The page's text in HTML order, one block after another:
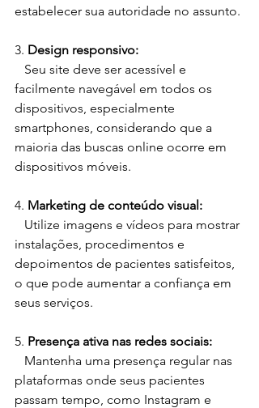
estabelecer sua autoridade no assunto.
3. Design responsivo:
facilmente navegável em todos os
dispositivos, especialmente
smartphones, considerando que a
maioria das buscas online ocorre em
dispositivos móveis.
4. Marketing de conteúdo visual:
instalações, procedimentos e
depoimentos de pacientes satisfeitos,
o que pode aumentar a confiança em
seus serviços.
5. Presença ativa nas redes sociais:
plataformas onde seus pacientes
passam tempo, como Instagram e